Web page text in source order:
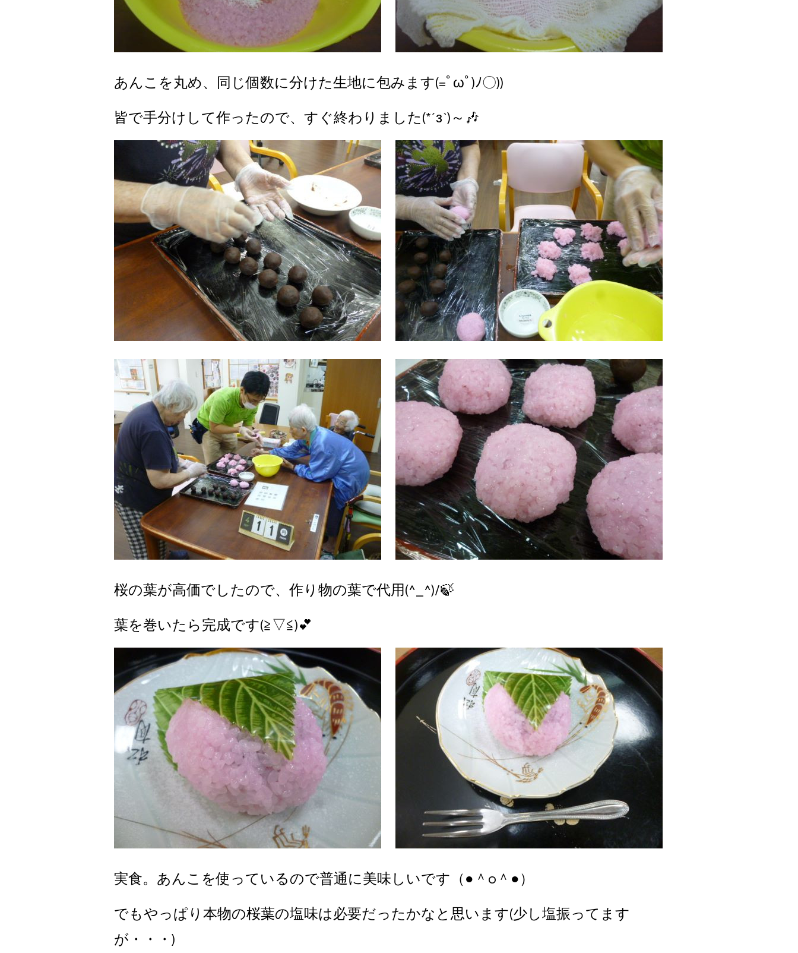
あんこを丸め、同じ個数に分けた生地に包みます(=ﾟωﾟ)ﾉ〇))
皆で手分けして作ったので、すぐ終わりました(*´з`)～🎶
桜の葉が高価でしたので、作り物の葉で代用(^_^)/🍃
葉を巻いたら完成です(≧▽≦)💕
実食。あんこを使っているので普通に美味しいです（●＾o＾●）
でもやっぱり本物の桜葉の塩味は必要だったかなと思います(少し塩振ってます
が・・・)